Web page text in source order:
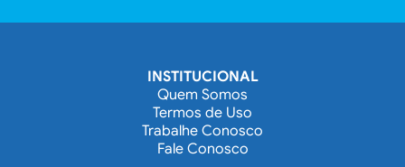
INSTITUCIONAL
Quem Somos
Termos de Uso
Trabalhe Conosco
Fale Conosco